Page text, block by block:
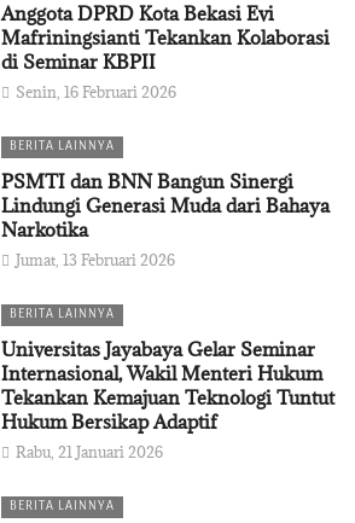
Anggota DPRD Kota Bekasi Evi
Mafriningsianti Tekankan Kolaborasi
di Seminar KBPII
Senin, 16 Februari 2026
BERITA LAINNYA
PSMTI dan BNN Bangun Sinergi
Lindungi Generasi Muda dari Bahaya
Narkotika
Jumat, 13 Februari 2026
BERITA LAINNYA
Universitas Jayabaya Gelar Seminar
Internasional, Wakil Menteri Hukum
Tekankan Kemajuan Teknologi Tuntut
Hukum Bersikap Adaptif
Rabu, 21 Januari 2026
BERITA LAINNYA